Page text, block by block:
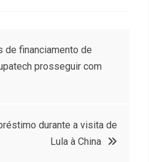
de financiamento de
prosseguir com
durante a visita de
Lula à China